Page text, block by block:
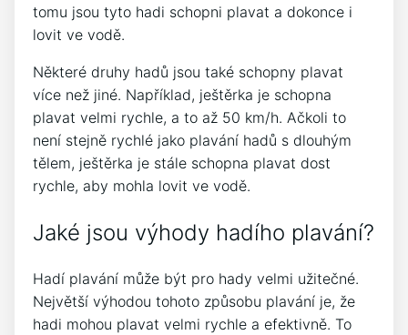
tomu jsou tyto hadi schopni plavat a dokonce i
lovit ve vodě.
Některé druhy hadů jsou také schopny plavat
více než jiné. Například, ještěrka je schopna
plavat velmi rychle, a to až 50 km/h. Ačkoli to
není stejně rychlé jako plavání hadů s dlouhým
tělem, ještěrka je stále schopna plavat dost
rychle, aby mohla lovit ve vodě.
Jaké jsou výhody hadího plavání?
Hadí plavání může být pro hady velmi užitečné.
Největší výhodou tohoto způsobu plavání je, že
hadi mohou plavat velmi rychle a efektivně. To